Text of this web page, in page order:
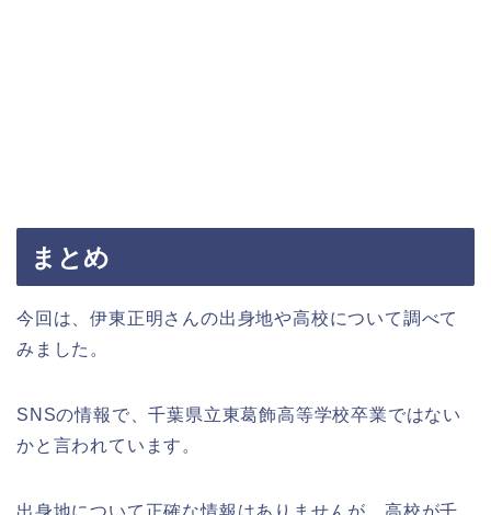
まとめ
今回は、伊東正明さんの出身地や高校について調べて
みました。
SNSの情報で、千葉県立東葛飾高等学校卒業ではない
かと言われています。
出身地について正確な情報はありませんが、高校が千